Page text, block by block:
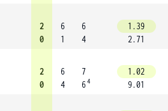
2
0
6
1
6
4
1.39
2.71
2
0
6
4
7
64
1.02
9.01